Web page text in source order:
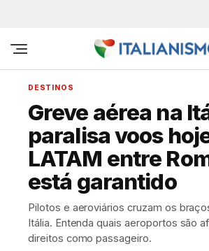
DESTINOS
Greve aérea na
paralisa voos
LATAM entre
está garantido
Pilotos e aeroviários cruzam os
Itália. Entenda quais aeroportos são
direitos como passageiro.